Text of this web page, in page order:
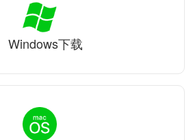
Windows下载